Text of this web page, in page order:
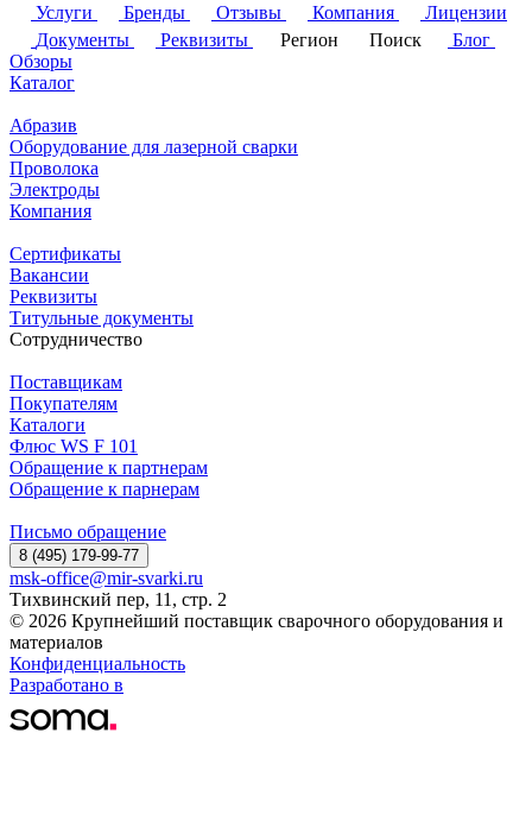
Услуги
Бренды Отзывы Компания
Лицензии
Документы
Реквизиты Регион Поиск
Блог
Обзоры
Каталог
Абразив
Оборудование для лазерной сварки
Проволока
Электроды
Компания
Сертификаты
Вакансии
Реквизиты
Титульные документы
Сотрудничество
Поставщикам
Покупателям
Каталоги
Флюс WS F 101
Обращение к партнерам
Обращение к парнерам
Письмо обращение
8 (495) 179-99-77
msk-office@mir-svarki.ru
Тихвинский пер, 11, стр. 2
© 2026 Крупнейший поставщик сварочного оборудования и
материалов
Конфиденциальность
Разработано в